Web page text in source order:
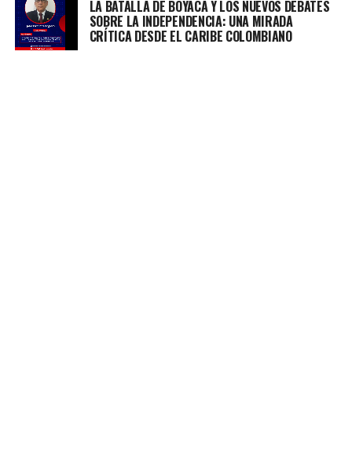
LA BATALLA DE BOYACÁ Y LOS NUEVOS DEBATES
SOBRE LA INDEPENDENCIA: UNA MIRADA
CRÍTICA DESDE EL CARIBE COLOMBIANO